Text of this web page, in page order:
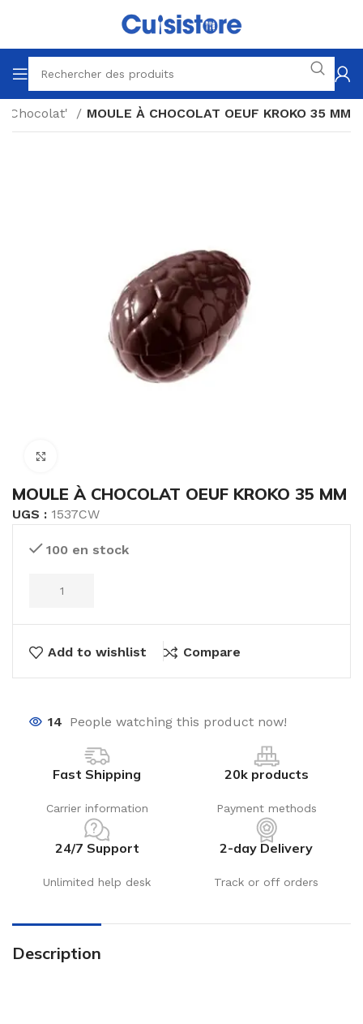
Chocolat' MOULE À CHOCOLAT OEUF KROKO 35 MM
MOULE À CHOCOLAT OEUF KROKO 35 MM
UGS : 1537CW
100 en stock
Add to wishlist Compare
14 People watching this product now!
Fast Shipping
Carrier information
20k products
Payment methods
24/7 Support
Unlimited help desk
2-day Delivery
Track or off orders
Description